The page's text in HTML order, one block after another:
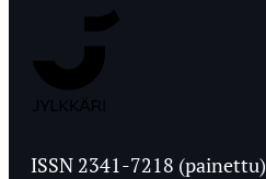
Ylioppilaslehti
ISSN 2341-7218 (painettu)